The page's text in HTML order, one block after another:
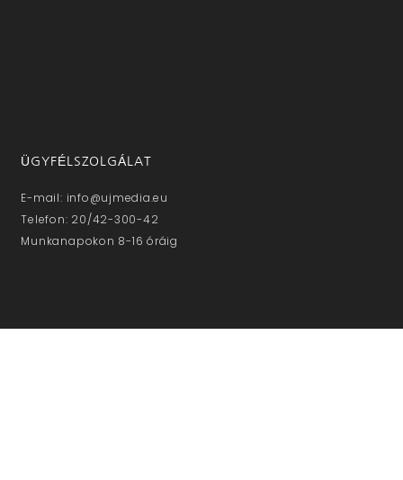
ÜGYFÉLSZOLGÁLAT
E-mail: info@ujmedia.eu
Telefon: 20/42-300-42
Munkanapokon 8-16 óráig